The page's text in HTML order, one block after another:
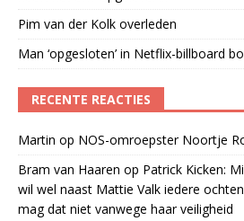
Pim van der Kolk overleden
Man ‘opgesloten’ in Netflix-billboard
RECENTE REACTIES
Martin op NOS-omroepster Noortje
Bram van Haaren op Patrick Kicken:
wil wel naast Mattie Valk iedere
mag dat niet vanwege haar veiligheid